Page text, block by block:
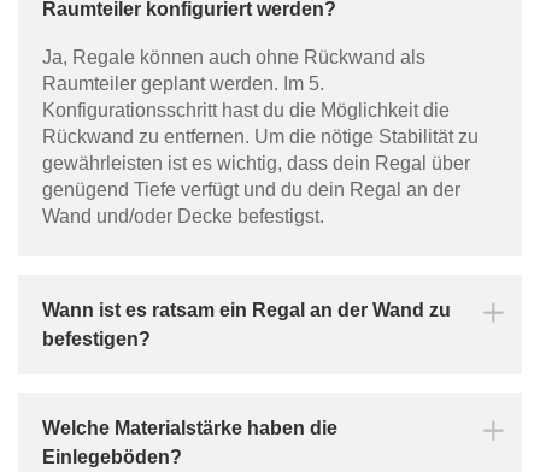
Raumteiler konfiguriert werden?
Ja, Regale können auch ohne Rückwand als
Raumteiler geplant werden. Im 5.
Konfigurationsschritt hast du die Möglichkeit die
Rückwand zu entfernen. Um die nötige Stabilität zu
gewährleisten ist es wichtig, dass dein Regal über
genügend Tiefe verfügt und du dein Regal an der
Wand und/oder Decke befestigst.
Wann ist es ratsam ein Regal an der Wand zu
befestigen?
Welche Materialstärke haben die
Einlegeböden?